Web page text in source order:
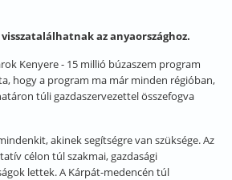
az anyaországhoz.
Kenyere - 15 millió búzaszem program
hogy a program ma már minden régióban,
túli gazdaszervezettel összefogva
akinek segítségre van szüksége. Az
célon túl szakmai, gazdasági
lettek. A Kárpát-medencén túl